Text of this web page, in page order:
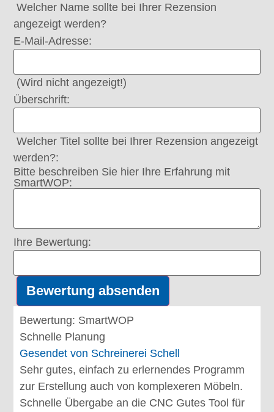
Welcher Name sollte bei Ihrer Rezension
angezeigt werden?
E-Mail-Adresse:
(Wird nicht angezeigt!)
Überschrift:
Welcher Titel sollte bei Ihrer Rezension angezeigt
werden?:
Bitte beschreiben Sie hier Ihre Erfahrung mit
SmartWOP:
Ihre Bewertung:
Bewertung: SmartWOP
Schnelle Planung
Gesendet von Schreinerei Schell
Sehr gutes, einfach zu erlernendes Programm
zur Erstellung auch von komplexeren Möbeln.
Schnelle Übergabe an die CNC Gutes Tool für